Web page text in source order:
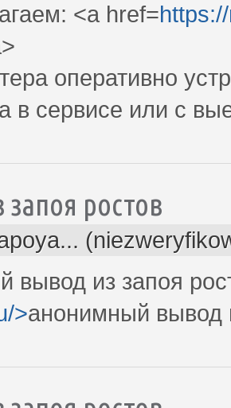
<a href=
оперативно
в сервисе или с
ростов
вывод из запоя
>анонимный вывод